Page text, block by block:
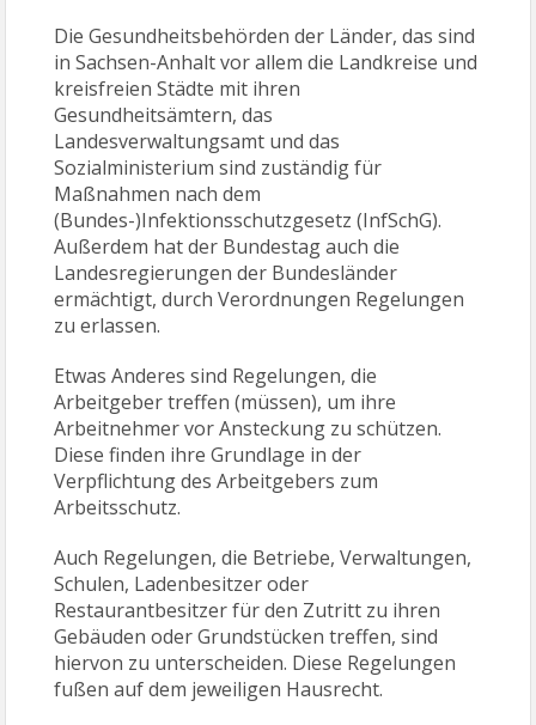
Die Gesundheitsbehörden der Länder, das sind
in Sachsen-Anhalt vor allem die Landkreise und
kreisfreien Städte mit ihren
Gesundheitsämtern, das
Landesverwaltungsamt und das
Sozialministerium sind zuständig für
Maßnahmen nach dem
(Bundes-)Infektionsschutzgesetz (InfSchG).
Außerdem hat der Bundestag auch die
Landesregierungen der Bundesländer
ermächtigt, durch Verordnungen Regelungen
zu erlassen.
Etwas Anderes sind Regelungen, die
Arbeitgeber treffen (müssen), um ihre
Arbeitnehmer vor Ansteckung zu schützen.
Diese finden ihre Grundlage in der
Verpflichtung des Arbeitgebers zum
Arbeitsschutz.
Auch Regelungen, die Betriebe, Verwaltungen,
Schulen, Ladenbesitzer oder
Restaurantbesitzer für den Zutritt zu ihren
Gebäuden oder Grundstücken treffen, sind
hiervon zu unterscheiden. Diese Regelungen
fußen auf dem jeweiligen Hausrecht.